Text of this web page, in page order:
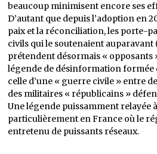
beaucoup minimisent encore ses
D’autant que depuis l’adoption en
paix et la réconciliation, les porte-
civils qui le soutenaient auparavant
prétendent désormais « opposants
légende de désinformation formée
celle d’une « guerre civile » entre
des militaires « républicains »
Une légende puissamment relayée
particulièrement en France où le
entretenu de puissants réseaux.